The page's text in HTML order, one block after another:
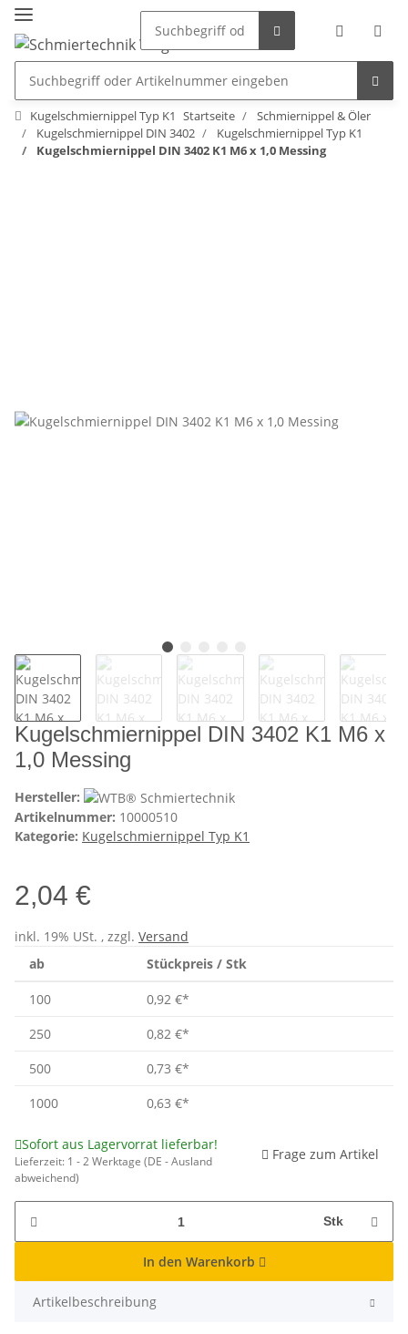
Kugelschmiernippel Typ K1 Startseite
Schmiernippel & Öler
Kugelschmiernippel DIN 3402
Kugelschmiernippel Typ K1
Kugelschmiernippel DIN 3402 K1 M6 x 1,0 Messing
Kugelschmiernippel DIN 3402 K1 M6 x
1,0 Messing
Hersteller:
Artikelnummer: 10000510
Kategorie: Kugelschmiernippel Typ K1
2,04 €
inkl. 19% USt. , zzgl. Versand
ab
Stückpreis / Stk
100 0,92 €*
250
0,82 €*
500
0,73 €*
1000
0,63 €*
Sofort aus Lagervorrat lieferbar!
Lieferzeit: 1 - 2 Werktage (DE - Ausland
abweichend)
Frage zum Artikel
Stk
In den Warenkorb
Artikelbeschreibung